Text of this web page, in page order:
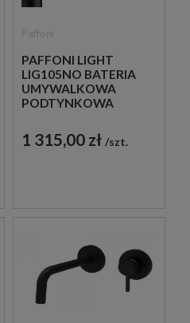
PAFFONI LIGHT
LIG105NO BATERIA
UMYWALKOWA
PODTYNKOWA
CZARNA
1 315,00 zł szt.